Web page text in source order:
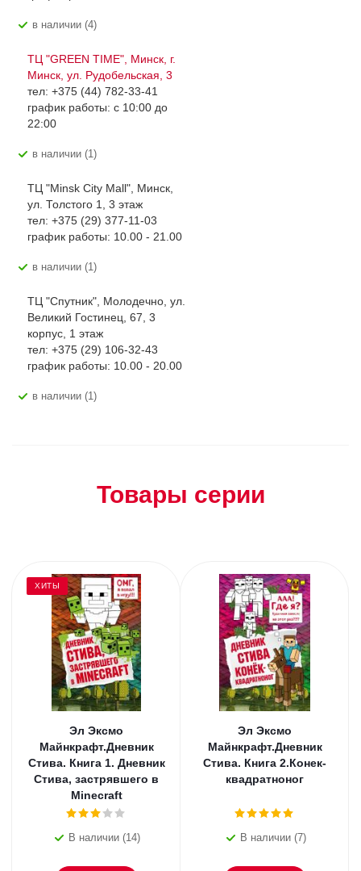
В наличии (4)
ТЦ "GREEN TIME", Минск, г.
Минск, ул. Рудобельская, 3
тел: +375 (44) 782-33-41
график работы: с 10:00 до
22:00
В наличии (1)
ТЦ "Minsk City Mall", Минск,
ул. Толстого 1, 3 этаж
тел: +375 (29) 377-11-03
график работы: 10.00 - 21.00
В наличии (1)
ТЦ "Спутник", Молодечно, ул.
Великий Гостинец, 67, 3
корпус, 1 этаж
тел: +375 (29) 106-32-43
график работы: 10.00 - 20.00
В наличии (1)
Товары серии
ХИТЫ
Эл Эксмо
Майнкрафт.Дневник
Стива. Книга 1. Дневник
Стива, застрявшего в
Minecraft
В наличии (14)
Эл Эксмо
Майнкрафт.Дневник
Стива. Книга 2.Конек-
квадратноног
В наличии (7)